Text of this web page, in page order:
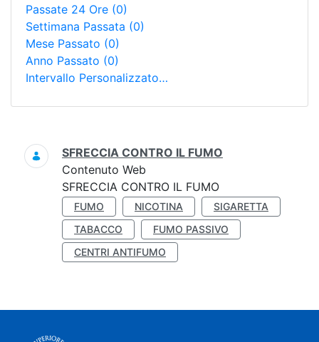
Passate 24 Ore (0)
Settimana Passata (0)
Mese Passato (0)
Anno Passato (0)
Intervallo Personalizzato…
Ricerca
SFRECCIA CONTRO IL FUMO
Contenuto Web
SFRECCIA CONTRO IL FUMO
FUMO NICOTINA
SIGARETTA
TABACCO
FUMO PASSIVO
CENTRI ANTIFUMO